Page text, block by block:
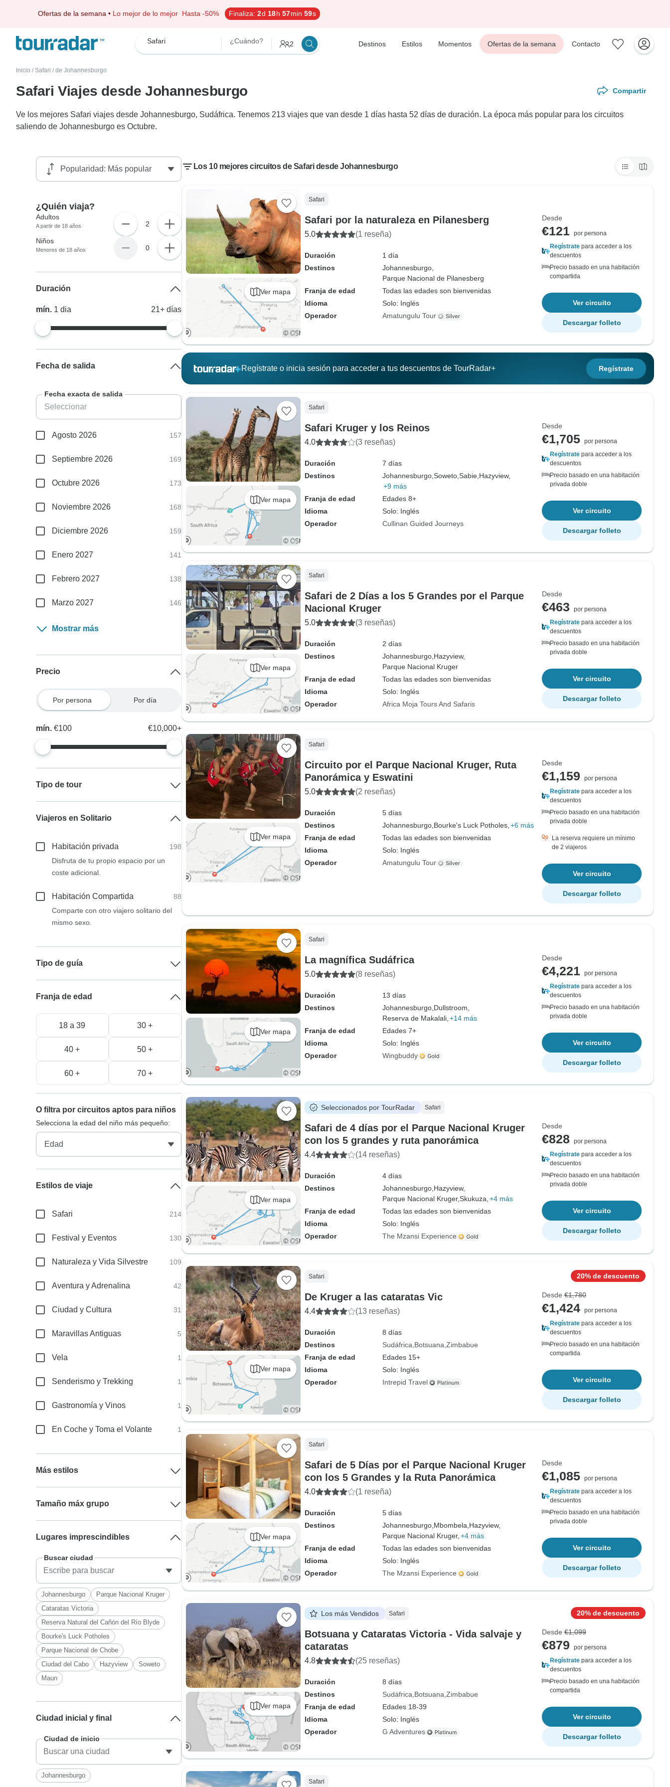
Ofertas de la semana • Lo mejor de lo mejor Hasta -50% Finaliza: 2d 18h 57min 58s
Safari ¿Cuándo? 2 Destinos Estilos Momentos Ofertas de la semana Contacto
Inicio / Safari / de Johannesburgo
Safari Viajes desde Johannesburgo Compartir
Ve los mejores Safari viajes desde Johannesburgo, Sudáfrica. Tenemos 213 viajes que van desde 1 días hasta 52 días de duración. La época más popular para los circuitos
saliendo de Johannesburgo es Octubre.
Los 10 mejores circuitos de Safari desde Johannesburgo
Ver mapa
Safari
Safari por la naturaleza en Pilanesberg
5.0 (1 reseña)
Duración
1 día
Destinos
Johannesburgo,
Parque Nacional de Pilanesberg
Franja de edad
Todas las edades son bienvenidas
Idioma
Solo: Inglés
Operador
Amatungulu Tour
Desde
€121 por persona
Regístrate para acceder a los
descuentos
Precio basado en una habitación
compartida
Ver circuito
Descargar folleto
Regístrate o inicia sesión para acceder a tus descuentos de TourRadar+ Regístrate
Ver mapa
Safari
Safari Kruger y los Reinos
4.0 (3 reseñas)
Duración
7 días
Destinos
Johannesburgo, Soweto, Sabie, Hazyview,
+9 más
Franja de edad
Edades 8+
Idioma
Solo: Inglés
Operador
Cullinan Guided Journeys
Desde
€1,705 por persona
Regístrate para acceder a los
descuentos
Precio basado en una habitación
privada doble
Ver circuito
Descargar folleto
Ver mapa
Safari
Safari de 2 Días a los 5 Grandes por el Parque
Nacional Kruger
5.0 (3 reseñas)
Duración
2 días
Destinos
Johannesburgo, Hazyview,
Parque Nacional Kruger
Franja de edad
Todas las edades son bienvenidas
Idioma
Solo: Inglés
Operador
Africa Moja Tours And Safaris
Desde
€463
por persona
Regístrate para acceder a los
descuentos
Precio basado en una habitación
privada doble
Ver circuito
Descargar folleto
Ver mapa
Safari
Circuito por el Parque Nacional Kruger, Ruta
Panorámica y Eswatini
5.0 (2 reseñas)
Duración
5 días
Destinos
Johannesburgo, Bourke's Luck Potholes, +6 más
Franja de edad
Todas las edades son bienvenidas
Idioma
Solo: Inglés
Operador
Amatungulu Tour
Desde
€1,159
por persona
Regístrate para acceder a los
descuentos
Precio basado en una habitación
privada doble
La reserva requiere un mínimo
de 2 viajeros
Ver circuito
Descargar folleto
Ver mapa
Safari
La magnífica Sudáfrica
5.0 (8 reseñas)
Duración
13 días
Destinos
Johannesburgo, Dullstroom,
Reserva de Makalali, +14 más
Franja de edad
Edades 7+
Idioma
Solo: Inglés
Operador
Wingbuddy
Desde
€4,221 por persona
Regístrate para acceder a los
descuentos
Precio basado en una habitación
privada doble
Ver circuito
Descargar folleto
Ver mapa
Seleccionados por TourRadar Safari
Safari de 4 días por el Parque Nacional Kruger
con los 5 grandes y ruta panorámica
4.4 (14 reseñas)
Duración
4 días
Destinos
Johannesburgo, Hazyview,
Parque Nacional Kruger,Skukuza, +4 más
Franja de edad
Todas las edades son bienvenidas
Idioma
Solo: Inglés
Operador
The Mzansi Experience
Desde
€828
por persona
Regístrate para acceder a los
descuentos
Precio basado en una habitación
privada doble
Ver circuito
Descargar folleto
Ver mapa
Safari
De Kruger a las cataratas Vic
4.4 (13 reseñas)
Duración
8 días
Destinos
Sudáfrica Botsuana Zimbabue
Franja de edad
Edades 15+
Idioma
Solo: Inglés
Operador
Intrepid Travel
20% de descuento
Desde €1,780
€1,424 por persona
Regístrate para acceder a los
descuentos
Precio basado en una habitación
compartida
Ver circuito
Descargar folleto
Ver mapa
Safari
Safari de 5 Días por el Parque Nacional Kruger
con los 5 Grandes y la Ruta Panorámica
4.0 (1 reseña)
Duración
5 días
Destinos
Johannesburgo, Mbombela, Hazyview,
Parque Nacional Kruger, +4 más
Franja de edad
Todas las edades son bienvenidas
Idioma
Solo: Inglés
Operador
The Mzansi Experience
Desde
€1,085 por persona
Regístrate para acceder a los
descuentos
Precio basado en una habitación
privada doble
Ver circuito
Descargar folleto
Ver mapa
Los más Vendidos Safari
Botsuana y Cataratas Victoria - Vida salvaje y
cataratas
4.8 (25 reseñas)
Duración
8 días
Destinos
Sudáfrica Botsuana Zimbabue
Franja de edad
Edades 18-39
Idioma
Solo: Inglés
Operador
G Adventures
20% de descuento
Desde €1,099
€879
por persona
Regístrate para acceder a los
descuentos
Precio basado en una habitación
compartida
Ver circuito
Descargar folleto
Safari
¿Quién viaja?
Adultos
A partir de 18 años 2
Niños
Menores de 18 años 0
Duración
mín. 1dia 21+ días
Fecha de salida
Fecha exacta de salida
Agosto 2026 157
Septiembre 2026 169
Octubre 2026 173
Noviembre 2026 168
Diciembre 2026 159
Enero 2027 141
Febrero 2027 138
Marzo 2027 146
Mostrar más
Precio
Por persona Por día
mín.€100 €10,000+
Tipo de tour
Viajeros en Solitario
Habitación privada
198
Disfruta de tu propio espacio por un
coste adicional.
Habitación Compartida
88
Comparte con otro viajero solitario del
mismo sexo.
Tipo de guía
Franja de edad
18 a 39 30 +
40 + 50 +
60 + 70 +
O filtra por circuitos aptos para niños
Selecciona la edad del niño más pequeño:
Estilos de viaje
Safari 214
Festival y Eventos 130
Naturaleza y Vida Silvestre 109
Aventura y Adrenalina 42
Ciudad y Cultura 31
Maravillas Antiguas 5
Vela 1
Senderismo y Trekking 1
Gastronomía y Vinos 1
En Coche y Toma el Volante 1
Más estilos
Tamaño máx grupo
Lugares imprescindibles
Buscar ciudad
Johannesburgo
Parque Nacional Kruger
Cataratas Victoria
Reserva Natural del Cañón del Río Blyde
Bourke's Luck Potholes
Parque Nacional de Chobe
Ciudad del Cabo
Hazyview
Soweto
Maun
Ciudad inicial y final
Ciudad de inicio
Johannesburgo